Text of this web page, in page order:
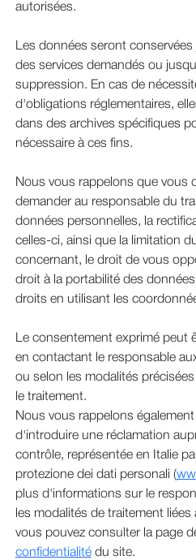
autorisées.
Les données seront
des services demandés ou
suppression. En cas de
d'obligations réglementaires,
dans des archives spécifiques
nécessaire à ces fins.
Nous vous rappelons que vous
demander au responsable du
données personnelles, la
celles-ci, ainsi que la limitation
concernant, le droit de vous
droit à la portabilité des
droits en utilisant les
Le consentement exprimé peut
en contactant le responsable
ou selon les modalités
le traitement.
Nous vous rappelons
d'introduire une réclamation
contrôle, représentée en Italie
protezione dei dati personali (
plus d'informations sur le
les modalités de traitement
vous pouvez consulter la page
confidentialitédu site.